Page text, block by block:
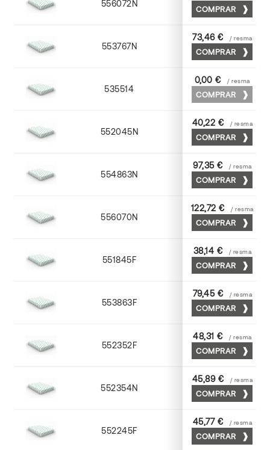
556072N 70 x 100
COMPRAR
553767N 65 x 90
73,46 € / resma
COMPRAR
535514 72 x 102
0,00 € / resma
COMPRAR
552045N 45 x 64
40,22 € / resma
COMPRAR
554863N 63 x 88
97,35 € / resma
COMPRAR
556070N 70 x 100
122,72 € / resma
COMPRAR
551845F 45 x 64
38,14 € / resma
COMPRAR
553863F 63 x 88
79,45 € / resma
COMPRAR
552352F 52 x 70
48,31 € / resma
COMPRAR
552354N 52 x 70
45,89 € / resma
COMPRAR
552245F 45 x 64
45,77 € / resma
COMPRAR